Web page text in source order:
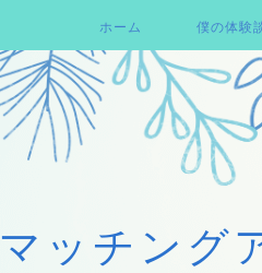
ホーム 僕の体験
マッチング